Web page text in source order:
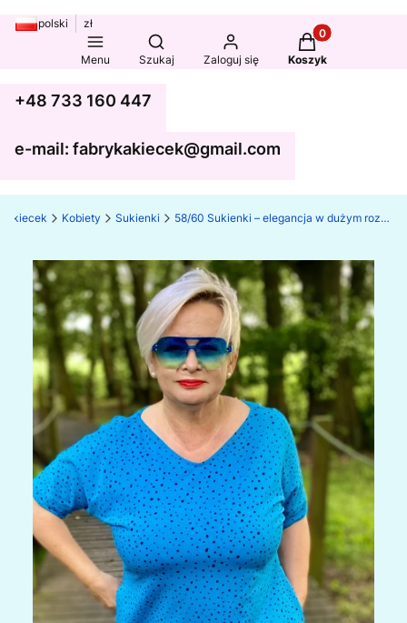
polski zł
Menu
Otwórz wyszukiwarkę
Szukaj Zaloguj się
Produkty w
Koszyk
+48 733 160 447
e-mail: fabrykakiecek@gmail.com
kiecek Kobiety Sukienki 58/60 Sukienki – elegancja w dużym rozmiarze